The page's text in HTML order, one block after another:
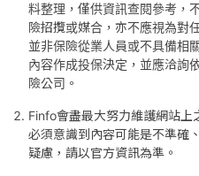
料整理，僅供資訊查閱參考，
險招攬或媒合，亦不應視為對
並非保險從業人員或不具備相
內容作成投保決定，並應洽詢
險公司。
Finfo會盡最大努力維護網站
必須意識到內容可能是不準確
疑慮，請以官方資訊為準。